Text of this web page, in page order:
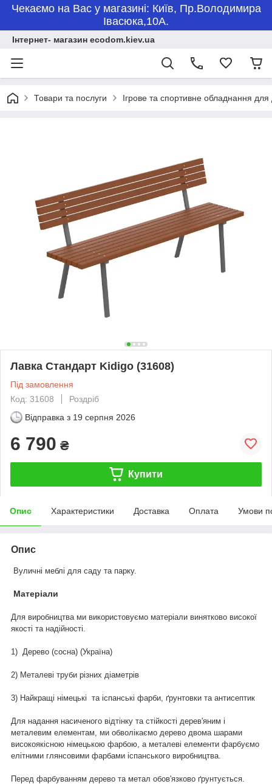
Чекаємо на Вас у магазині: Київ, Пр.Володимира
Івасюка,10А.
Інтернет- магазин ecodom.kiev.ua
Товари та послуги Ігрове та спортивне обладнання для
Лавка Стандарт Kidigo (31608)
Під замовлення
Код: 31608
Роздріб
Відправка з 19 серпня 2026
6 790 ₴
Купити
Опис Характеристики Доставка Оплата Умови
Опис
Вуличні меблі для саду та парку.
Матеріали
Для виробництва ми використовуємо матеріали винятково високої
якості та надійності.
1) Дерево (сосна) (Україна)
2) Металеві труби різних діаметрів
3) Найкращі німецькі та іспанські фарби, ґрунтовки та антисептик
Для надання насиченого відтінку та стійкості дерев'яним і
металевим елементам, ми обволікаємо дерево двома шарами
високоякісною німецькою фарбою, а металеві елементи фарбуємо
елітними глянсовими фарбами іспанського виробництва.
Перед фарбуванням дерево та метал обов'язково ґрунтується.